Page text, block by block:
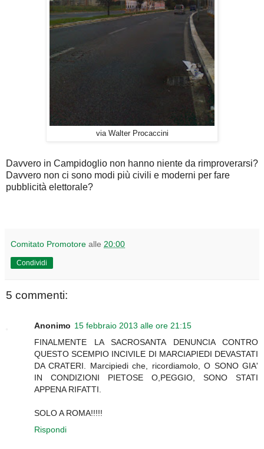
via Walter Procaccini
Davvero in Campidoglio non hanno niente da rimproverarsi?
Davvero non ci sono modi più civili e moderni per fare
pubblicità elettorale?
Comitato Promotore alle 20:00
Condividi
5 commenti:
Anonimo 15 febbraio 2013 alle ore 21:15
FINALMENTE LA SACROSANTA DENUNCIA CONTRO
QUESTO SCEMPIO INCIVILE DI MARCIAPIEDI DEVASTATI
DA CRATERI. Marcipiedi che, ricordiamolo, O SONO GIA'
IN CONDIZIONI PIETOSE O,PEGGIO, SONO STATI
APPENA RIFATTI.
SOLO A ROMA!!!!!
Rispondi